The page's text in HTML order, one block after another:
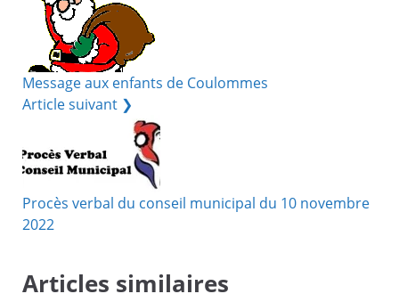
Message aux enfants de Coulommes
Article suivant ❯
Procès verbal du conseil municipal du 10 novembre
2022
Articles similaires